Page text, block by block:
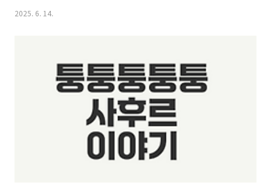
2025. 6. 14.